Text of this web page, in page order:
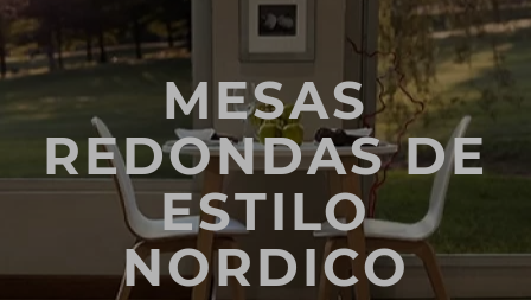
MESAS
REDONDAS DE
ESTILO
NORDICO